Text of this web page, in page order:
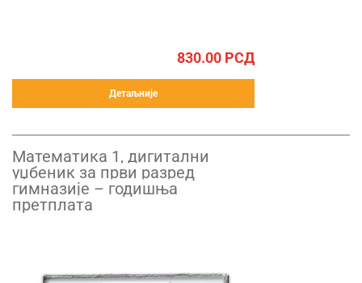
830.00 РСД
Детаљније
Математика 1, дигитални
уџбеник за први разред
гимназије – годишња
претплата